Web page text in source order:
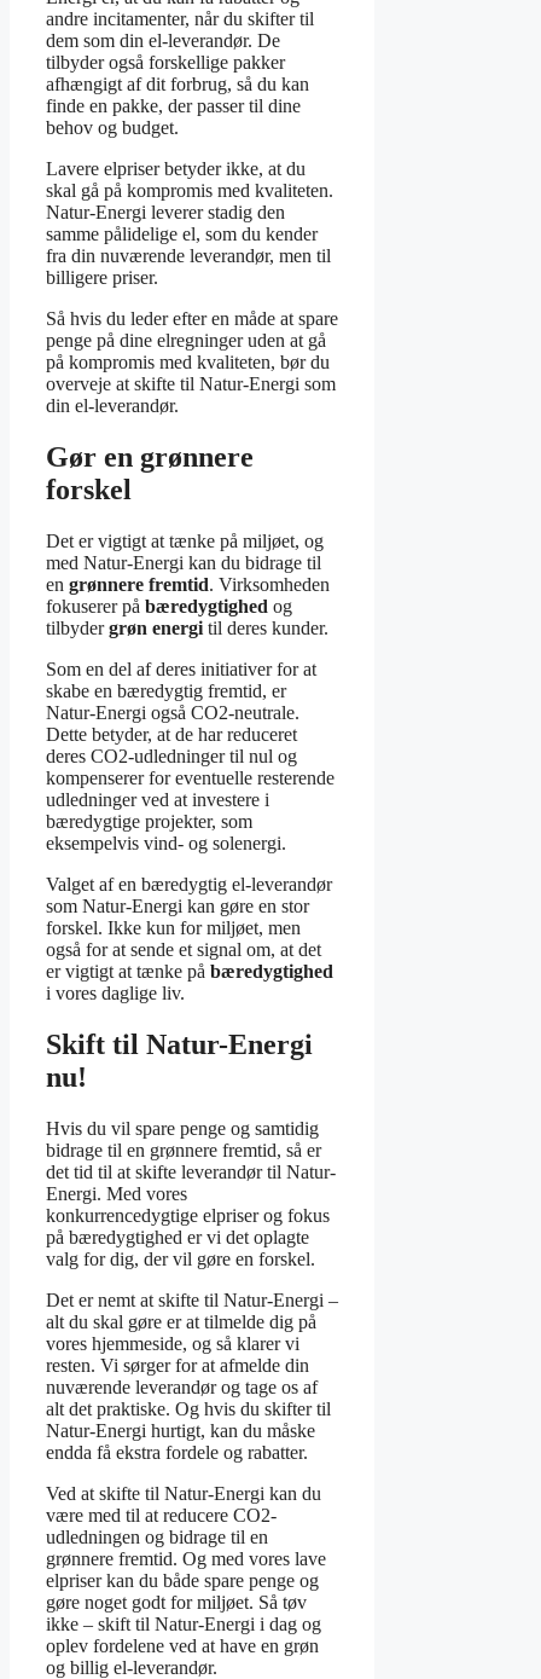
andre incitamenter, når du skifter til
dem som din el-leverandør. De
tilbyder også forskellige pakker
afhængigt af dit forbrug, så du kan
finde en pakke, der passer til dine
behov og budget.
Lavere elpriser betyder ikke, at du
skal gå på kompromis med kvaliteten.
Natur-Energi leverer stadig den
samme pålidelige el, som du kender
fra din nuværende leverandør, men til
billigere priser.
Så hvis du leder efter en måde at spare
penge på dine elregninger uden at gå
på kompromis med kvaliteten, bør du
overveje at skifte til Natur-Energi som
din el-leverandør.
Gør en grønnere
forskel
Det er vigtigt at tænke på miljøet, og
med Natur-Energi kan du bidrage til
en grønnere fremtid. Virksomheden
fokuserer på bæredygtighed og
tilbydergrøn energi til deres kunder.
Som en del af deres initiativer for at
skabe en bæredygtig fremtid, er
Natur-Energi også CO2-neutrale.
Dette betyder, at de har reduceret
deres CO2-udledninger til nul og
kompenserer for eventuelle resterende
udledninger ved at investere i
bæredygtige projekter, som
eksempelvis vind- og solenergi.
Valget af en bæredygtig el-leverandør
som Natur-Energi kan gøre en stor
forskel. Ikke kun for miljøet, men
også for at sende et signal om, at det
er vigtigt at tænke på bæredygtighed
i vores daglige liv.
Skift til Natur-Energi
nu!
Hvis du vil spare penge og samtidig
bidrage til en grønnere fremtid, så er
det tid til at skifte leverandør til Natur-
Energi. Med vores
konkurrencedygtige elpriser og fokus
på bæredygtighed er vi det oplagte
valg for dig, der vil gøre en forskel.
Det er nemt at skifte til Natur-Energi –
alt du skal gøre er at tilmelde dig på
vores hjemmeside, og så klarer vi
resten. Vi sørger for at afmelde din
nuværende leverandør og tage os af
alt det praktiske. Og hvis du skifter til
Natur-Energi hurtigt, kan du måske
endda få ekstra fordele og rabatter.
Ved at skifte til Natur-Energi kan du
være med til at reducere CO2-
udledningen og bidrage til en
grønnere fremtid. Og med vores lave
elpriser kan du både spare penge og
gøre noget godt for miljøet. Så tøv
ikke – skift til Natur-Energi i dag og
oplev fordelene ved at have en grøn
og billig el-leverandør.